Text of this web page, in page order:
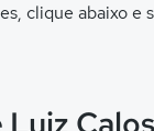
clique abaixo e